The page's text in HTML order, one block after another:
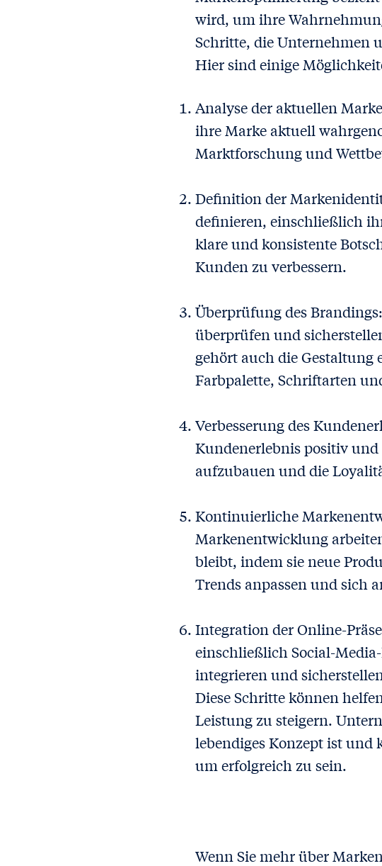
wird, um ihre
Schritte, die Unternehmen
Hier sind einige
Analyse der aktuellen
ihre Marke aktuell
Marktforschung und
Definition der
definieren, einschließlich
klare und konsistente
Kunden zu verbessern.
Überprüfung des
überprüfen und
gehört auch die Gestaltung
Farbpalette, Schriftarten
Verbesserung des
Kundenerlebnis positiv
aufzubauen und die
Kontinuierliche
Markenentwicklung
bleibt, indem sie neue
Trends anpassen und sich
Integration der Online-
einschließlich Social-
integrieren und
Diese Schritte können
Leistung zu steigern.
lebendiges Konzept ist
um erfolgreich zu sein.
Wenn Sie mehr über